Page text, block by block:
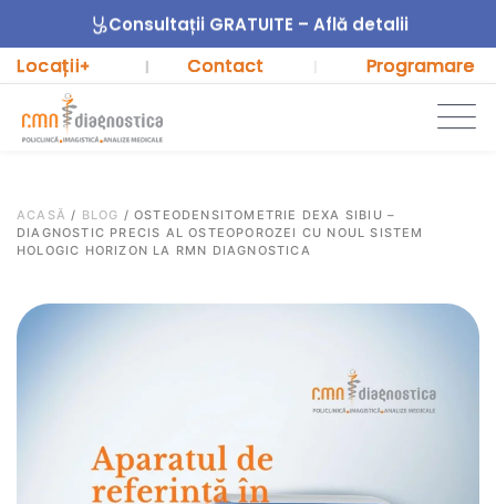
Consultații GRATUITE – Află detalii
Locații+ | Contact Programare
ACASĂ / BLOG /OSTEODENSITOMETRIE DEXA SIBIU –
DIAGNOSTIC PRECIS AL OSTEOPOROZEI CU NOUL SISTEM
HOLOGIC HORIZON LA RMN DIAGNOSTICA